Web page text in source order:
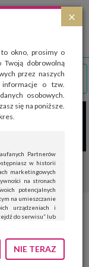
×
to okno, prosimy o
dobrowolną
przez naszych
informacje o tzw.
osobowych.
się na poniższe.
Partnerów
w historii
marketingowych
na stronach
potencjalnych
na umieszczanie
urządzeniach i
do serwisu” lub
zgody, w tym
NIE TERAZ
celów statystycznych.
ich w pamięci
Polsce